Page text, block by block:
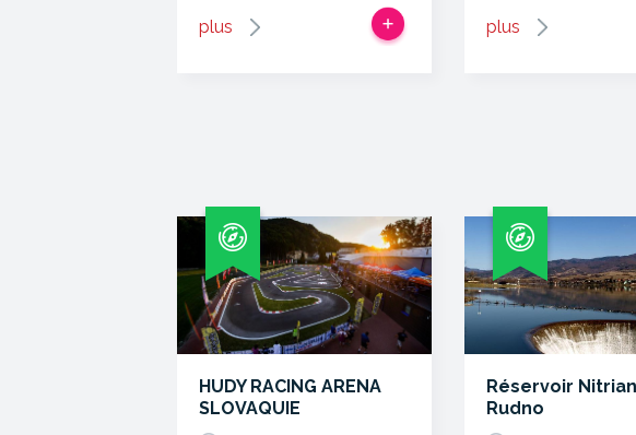
plus plus
HUDY RACING ARENA
SLOVAQUIE
Réservoir
Rudno